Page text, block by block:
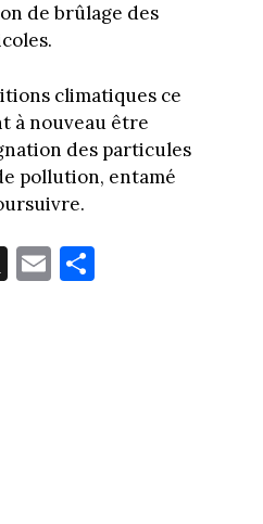
de brûlage des
climatiques ce
à nouveau être
des particules
pollution, entamé
X E
m
Pa
rt